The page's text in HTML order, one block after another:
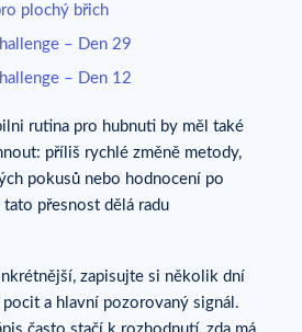
plochý břich
– Den 29
– Den 12
rutina pro hubnuti by měl také
příliš rychlé změně metody,
pokusů nebo hodnocení po
přesnost dělá radu
zapisujte si několik dní
a hlavní pozorovaný signál.